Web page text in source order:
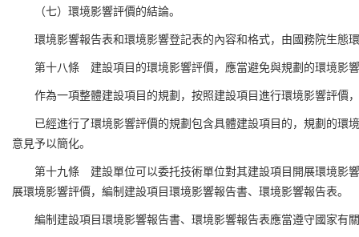
（七）環境影響評價的結論。
環境影響報告表和環境影響登記表的內容和格式，由國務院生態
第十八條 建設項目的環境影響評價，應當避免與規劃的環境影
作為一項整體建設項目的規劃，按照建設項目進行環境影響評價
已經進行了環境影響評價的規劃包含具體建設項目的，規劃的
意見予以簡化。
第十九條 建設單位可以委托技術單位對其建設項目開展環境影
展環境影響評價，編制建設項目環境影響報告書、環境影響報告表。
編制建設項目環境影響報告書、環境影響報告表應當遵守國家有